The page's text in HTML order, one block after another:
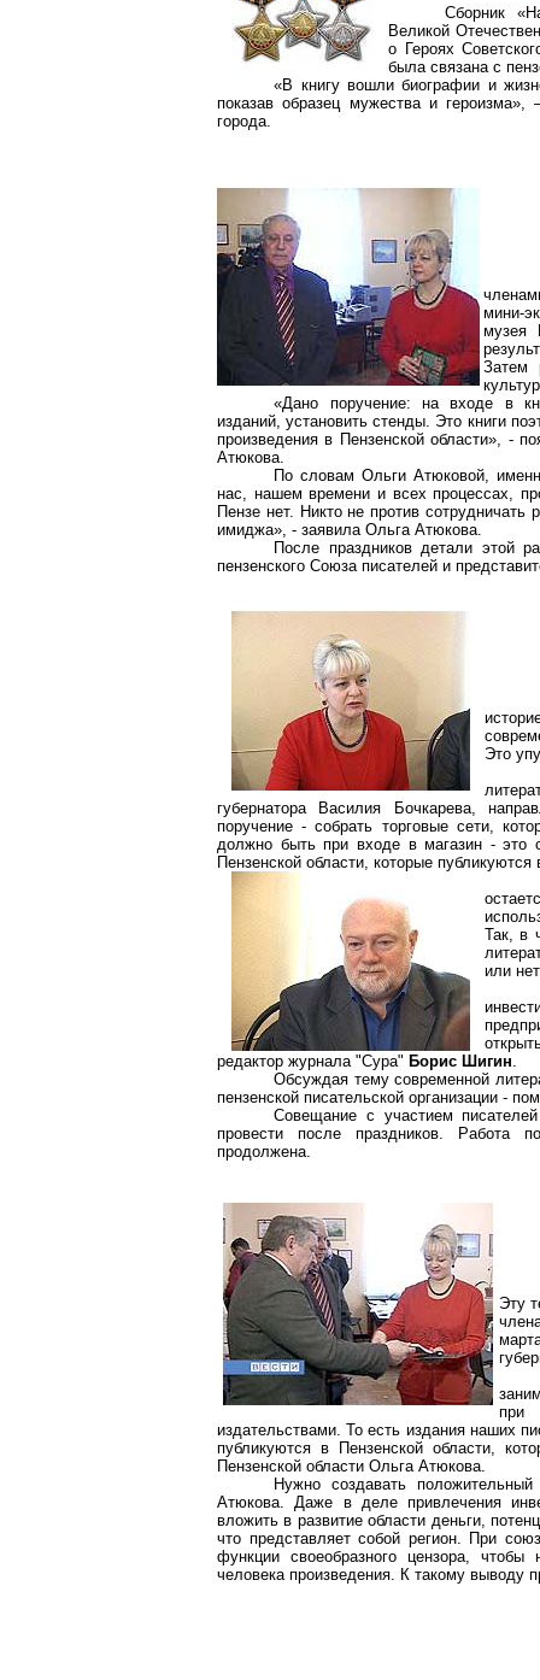
Сборник
Великой
о Героях
была связана с
«В книгу вошли биографии и
показав образец мужества и
города.
мини-
музея
Затем
«Дано поручение: на входе в
изданий, установить стенды. Это книги
произведения в Пензенской области», -
Атюкова.
По словам Ольги Атюковой,
нас, нашем времени и всех процессах,
Пензе нет. Никто не против сотрудничать
имиджа», - заявила Ольга Атюкова.
После праздников детали этой
пензенского Союза писателей и
Это
губернатора Василия Бочкарева,
поручение - собрать торговые сети,
должно быть при входе в магазин - это
Пензенской области, которые публикуются
Так, в
или
редактор журнала "Сура" Борис Шигин.
Обсуждая тему современной
пензенской писательской организации -
Совещание с участием
провести после праздников. Работа
продолжена.
Эту
при
издательствами. То есть издания наших
публикуются в Пензенской области,
Пензенской области Ольга Атюкова.
Нужно создавать
Атюкова. Даже в деле привлечения
вложить в развитие области деньги,
что представляет собой регион. При
функции своеобразного цензора,
человека произведения. К такому выводу